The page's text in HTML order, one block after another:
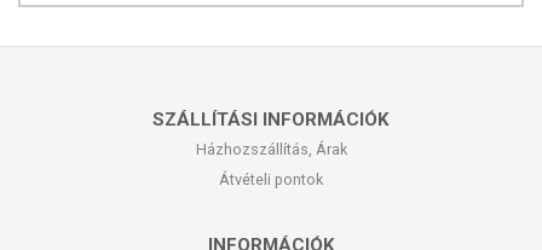
SZÁLLÍTÁSI INFORMÁCIÓK
Házhozszállítás, Árak
Átvételi pontok
INFORMÁCIÓK